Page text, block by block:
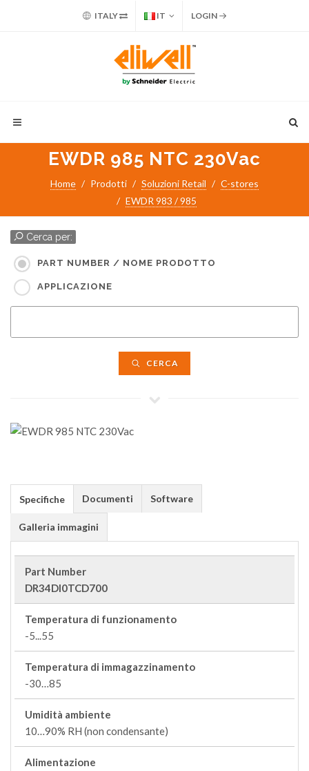
ITALY IT LOGIN
EWDR 985 NTC 230Vac
Home Prodotti Soluzioni Retail
C-stores
EWDR 983 / 985
Cerca per:
PART NUMBER / NOME PRODOTTO
APPLICAZIONE
CERCA
Specifiche Documenti Software
Galleria immagini
Part Number
DR34DI0TCD700
Temperatura di funzionamento
-5...55
Temperatura di immagazzinamento
-30…85
Umidità ambiente
10…90% RH (non condensante)
Alimentazione